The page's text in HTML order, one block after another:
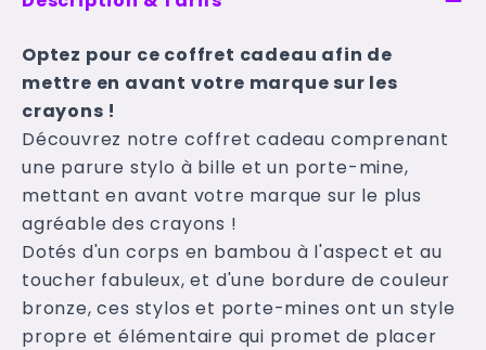
Optez pour ce coffret cadeau afin de
mettre en avant votre marque sur les
crayons !
Découvrez notre coffret cadeau comprenant
une parure stylo à bille et un porte-mine,
mettant en avant votre marque sur le plus
agréable des crayons !
Dotés d'un corps en bambou à l'aspect et au
toucher fabuleux, et d'une bordure de couleur
bronze, ces stylos et porte-mines ont un style
propre et élémentaire qui promet de placer